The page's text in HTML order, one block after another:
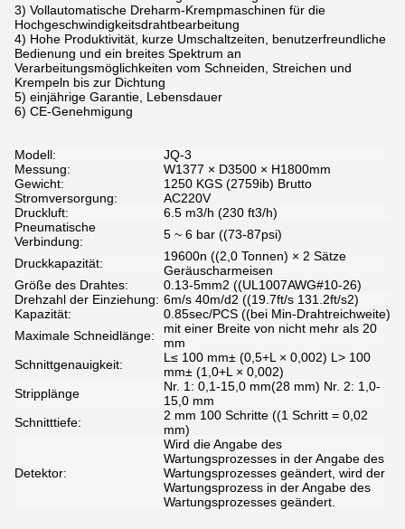
3) Vollautomatische Dreharm-Krempmaschinen für die
Hochgeschwindigkeitsdrahtbearbeitung
4) Hohe Produktivität, kurze Umschaltzeiten, benutzerfreundliche
Bedienung und ein breites Spektrum an
Verarbeitungsmöglichkeiten vom Schneiden, Streichen und
Krempeln bis zur Dichtung
5) einjährige Garantie, Lebensdauer
6) CE-Genehmigung
Modell:
JQ-3
Messung:
W1377 × D3500 × H1800mm
Gewicht:
1250 KGS (2759ib) Brutto
Stromversorgung:
AC220V
Druckluft:
6.5 m3/h (230 ft3/h)
Pneumatische
Verbindung:
5 ~ 6 bar ((73-87psi)
Druckkapazität:
19600n ((2,0 Tonnen) × 2 Sätze
Geräuscharmeisen
Größe des Drahtes:
0.13-5mm2 ((UL1007AWG#10-26)
Drehzahl der Einziehung: 6m/s 40m/d2 ((19.7ft/s 131.2ft/s2)
Kapazität:
0.85sec/PCS ((bei Min-Drahtreichweite)
Maximale Schneidlänge:
mit einer Breite von nicht mehr als 20
mm
Schnittgenauigkeit:
L≤ 100 mm± (0,5+L × 0,002) L> 100
mm± (1,0+L × 0,002)
Stripplänge
Nr. 1: 0,1-15,0 mm(28 mm) Nr. 2: 1,0-
15,0 mm
Schnitttiefe:
2 mm 100 Schritte ((1 Schritt = 0,02
mm)
Detektor:
Wird die Angabe des
Wartungsprozesses in der Angabe des
Wartungsprozesses geändert, wird der
Wartungsprozess in der Angabe des
Wartungsprozesses geändert.